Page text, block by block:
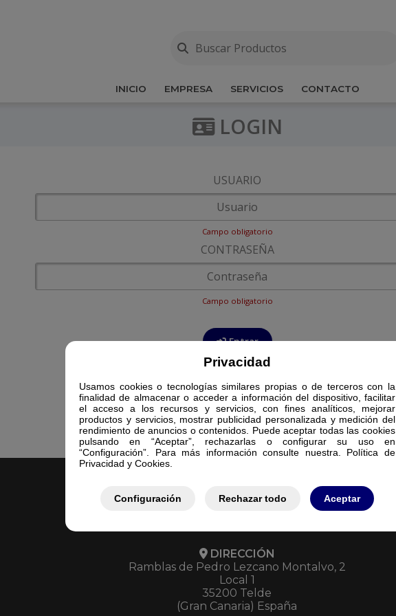
Privacidad
Usamos cookies o tecnologías similares propias o de terceros con la
finalidad de almacenar o acceder a información del dispositivo, facilitar
el acceso a los recursos y servicios, con fines analíticos, mejorar
productos y servicios, mostrar publicidad personalizada y medición del
rendimiento de anuncios o contenidos. Puede aceptar todas las cookies
pulsando en “Aceptar”, rechazarlas o configurar su uso en
“Configuración”. Para más información consulte nuestra. Política de
Privacidad y Cookies.
Configuración Rechazar todo Aceptar
INICIO EMPRESA SERVICIOS CONTACTO
LOGIN
USUARIO
Campo obligatorio
CONTRASEÑA
Campo obligatorio
Entrar
DIRECCIÓN
Ramblas de Pedro Lezcano Montalvo, 2
Local 1
35200 Telde
(Gran Canaria) España